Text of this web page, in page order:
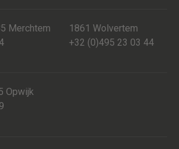
Merchtem
1861 Wolvertem
+32 (0)495 23 03 44
Opwijk